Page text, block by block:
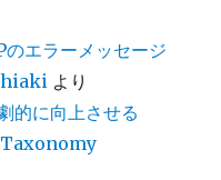
エラーメッセージ
より
的に向上させる
Taxonomy